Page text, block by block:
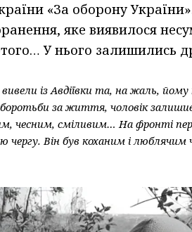
«За оборону
яке виявилося
У нього залишились
із Авдіївки та, на жаль,
за життя, чоловік
чесним, сміливим… На фронті
чергу. Він був коханим і